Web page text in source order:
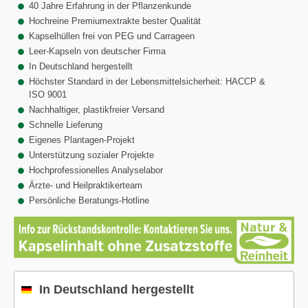
40 Jahre Erfahrung in der Pflanzenkunde
Hochreine Premiumextrakte bester Qualität
Kapselhüllen frei von PEG und Carrageen
Leer-Kapseln von deutscher Firma
In Deutschland hergestellt
Höchster Standard in der Lebensmittelsicherheit: HACCP &
ISO 9001
Nachhaltiger, plastikfreier Versand
Schnelle Lieferung
Eigenes Plantagen-Projekt
Unterstützung sozialer Projekte
Hochprofessionelles Analyselabor
Ärzte- und Heilpraktikerteam
Persönliche Beratungs-Hotline
In Deutschland hergestellt